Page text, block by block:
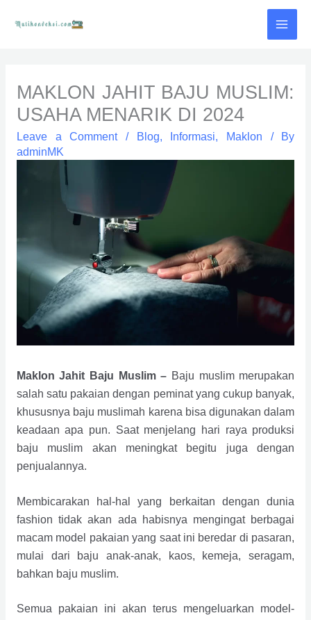
MAKLON JAHIT BAJU MUSLIM:
USAHA MENARIK DI 2024
Leave a Comment / Blog, Informasi, Maklon / By
adminMK
Maklon Jahit Baju Muslim – Baju muslim merupakan
salah satu pakaian dengan peminat yang cukup banyak,
khususnya baju muslimah karena bisa digunakan dalam
keadaan apa pun. Saat menjelang hari raya produksi
baju muslim akan meningkat begitu juga dengan
penjualannya.
Membicarakan hal-hal yang berkaitan dengan dunia
fashion tidak akan ada habisnya mengingat berbagai
macam model pakaian yang saat ini beredar di pasaran,
mulai dari baju anak-anak, kaos, kemeja, seragam,
bahkan baju muslim.
Semua pakaian ini akan terus mengeluarkan model-